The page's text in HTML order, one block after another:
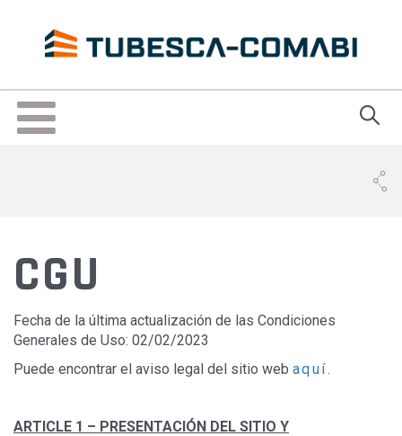
Toggle
navigation
CGU
Fecha de la última actualización de las Condiciones
Generales de Uso: 02/02/2023
Puede encontrar el aviso legal del sitio web aquí.
ARTICLE 1 – PRESENTACIÓN DEL SITIO Y